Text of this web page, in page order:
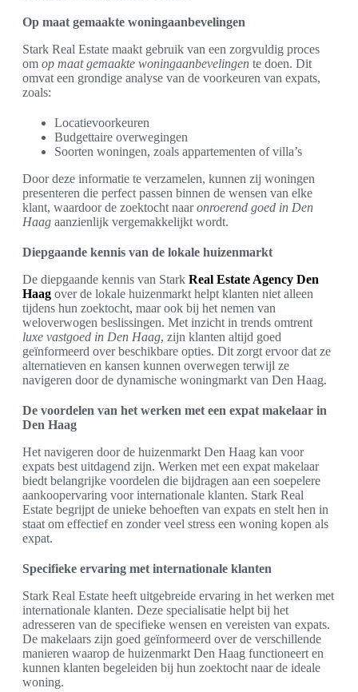
Op maat gemaakte woningaanbevelingen
Stark Real Estate maakt gebruik van een zorgvuldig proces
om op maat gemaakte woningaanbevelingen te doen. Dit
omvat een grondige analyse van de voorkeuren van expats,
zoals:
Locatievoorkeuren
Budgettaire overwegingen
Soorten woningen, zoals appartementen of villa’s
Door deze informatie te verzamelen, kunnen zij woningen
presenteren die perfect passen binnen de wensen van elke
klant, waardoor de zoektocht naaronroerend goed in Den
Haag aanzienlijk vergemakkelijkt wordt.
Diepgaande kennis van de lokale huizenmarkt
De diepgaande kennis van Stark Real Estate Agency Den
Haag over de lokale huizenmarkt helpt klanten niet alleen
tijdens hun zoektocht, maar ook bij het nemen van
weloverwogen beslissingen. Met inzicht in trends omtrent
luxe vastgoed in Den Haag, zijn klanten altijd goed
geïnformeerd over beschikbare opties. Dit zorgt ervoor dat ze
alternatieven en kansen kunnen overwegen terwijl ze
navigeren door de dynamische woningmarkt van Den Haag.
De voordelen van het werken met een expat makelaar in
Den Haag
Het navigeren door de huizenmarkt Den Haag kan voor
expats best uitdagend zijn. Werken met een expat makelaar
biedt belangrijke voordelen die bijdragen aan een soepelere
aankoopervaring voor internationale klanten. Stark Real
Estate begrijpt de unieke behoeften van expats en stelt hen in
staat om effectief en zonder veel stress een woning kopen als
expat.
Specifieke ervaring met internationale klanten
Stark Real Estate heeft uitgebreide ervaring in het werken met
internationale klanten. Deze specialisatie helpt bij het
adresseren van de specifieke wensen en vereisten van expats.
De makelaars zijn goed geïnformeerd over de verschillende
manieren waarop de huizenmarkt Den Haag functioneert en
kunnen klanten begeleiden bij hun zoektocht naar de ideale
woning.